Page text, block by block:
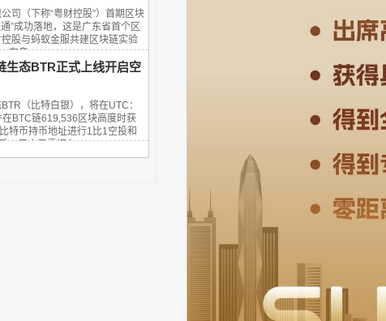
司（下称“粤财控股”）首期区块
”成功落地，这是广东省首个区
股与蚂蚁金服共建区块链实验
在粤...
生态BTR正式上线开启空
（比特白银），将在UTC：
BTC链619,536区块高度时获
特币持币地址进行1比1空投和
，用户只需把在UT...